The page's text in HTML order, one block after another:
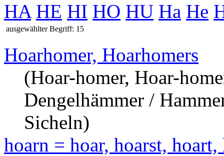
HA HE HI HO HU Ha He
ausgewählter Begriff: 15
Hoarhomer, Hoarhomers
(Hoar-homer, Hoar-
Dengelhämmer /
Sicheln)
hoarn = hoar, hoarst, hoart,